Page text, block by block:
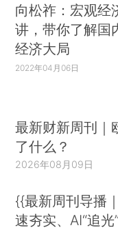
向松祚：宏观经
讲，带你了解国
经济大局
2022年04月06日
最新财新周刊｜
了什么？
2026年08月09日
{{最新周刊导播
速夯实、AI“追